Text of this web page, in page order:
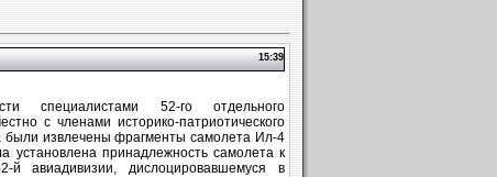
15:39
специалистами 52-го отдельного
с членами историко-патриотического
были извлечены фрагменты самолета Ил-4
принадлежность самолета к
й авиадивизии, дислоцировавшемуся в